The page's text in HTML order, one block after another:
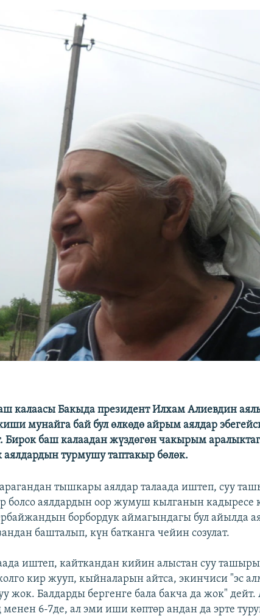
калаасы Бакыда президент Илхам Алиевдин
мунайга бай бул өлкөдө айрым аялдар
Бирок баш калаадан жүздөгөн чакырым
аялдардын турмушу таптакыр бөлөк.
тышкары аялдар талаада иштеп, суу
болсо аялдардын оор жумуш кылганын кадыресе
борбордук аймагындагы бул айылда
башталып, күн батканга чейин созулат.
иштеп, кайткандан кийин алыстан суу
кир жууп, кыйналарын айтса, экинчиси "эс
жок. Балдарды бергенге бала бакча да жок"
менен 6-7де, ал эми иши көптөр андан да эрте